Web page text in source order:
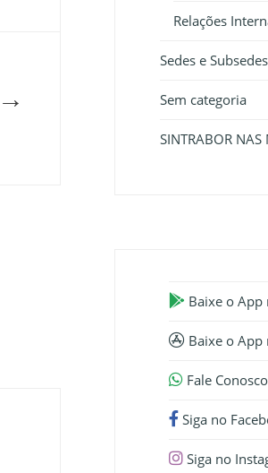
→
Relações
Sedes e Subsedes
Sem categoria
SINTRABOR NAS
Baixe o App
Baixe o App
Fale
Siga no
Siga no